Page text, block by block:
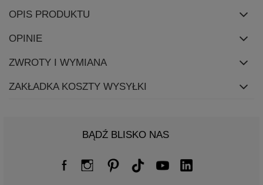
OPIS PRODUKTU
OPINIE
ZWROTY I WYMIANA
ZAKŁADKA KOSZTY WYSYŁKI
BĄDŹ BLISKO NAS